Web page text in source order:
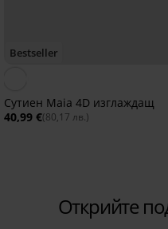
Bestseller
Сутиен Maia 4D изглаждащ
40,99 €(80,17 лв.)
Открийте